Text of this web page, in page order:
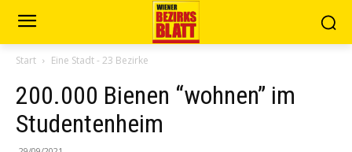
Start Eine Stadt - 23 Bezirke
200.000 Bienen “wohnen” im
Studentenheim